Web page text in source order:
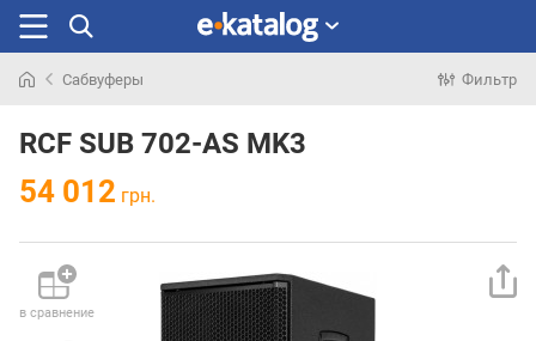
раньше
Сабвуферы Фильтр
RCF SUB 702-AS MK3
54 012 грн.
в сравнение